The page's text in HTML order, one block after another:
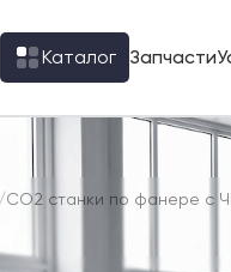
Каталог Запчасти
/CO2 станки по фанере с